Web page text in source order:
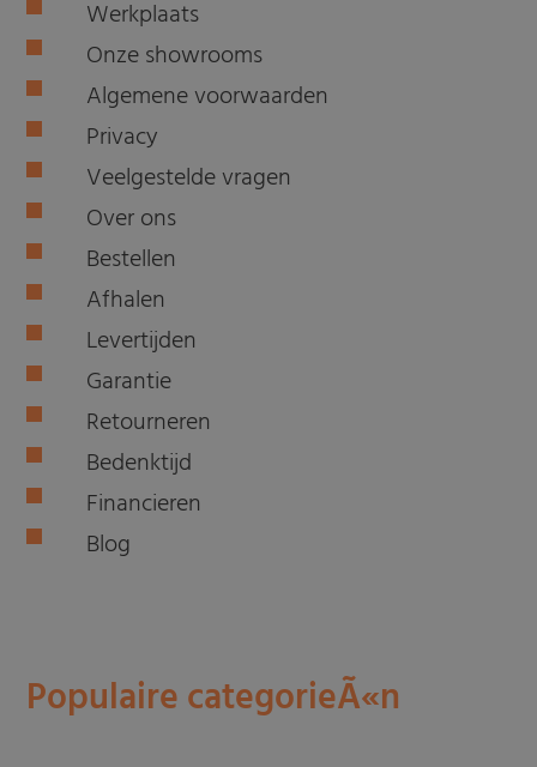
Werkplaats
Onze showrooms
Algemene voorwaarden
Privacy
Veelgestelde vragen
Over ons
Bestellen
Afhalen
Levertijden
Garantie
Retourneren
Bedenktijd
Financieren
Blog
Populaire categorieÃ«n